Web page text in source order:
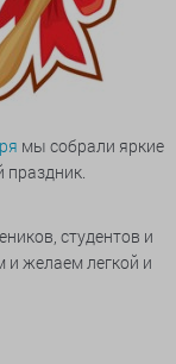
мы собрали яркие
праздник.
студентов и
и желаем легкой и